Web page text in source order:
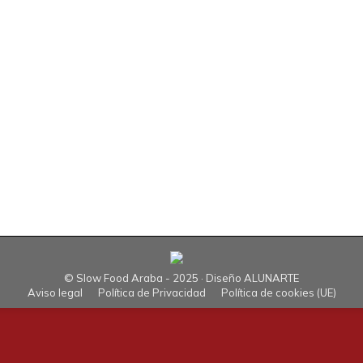
© Slow Food Araba - 2025 · Diseño ALUNARTE
Aviso legal
Política de Privacidad Política de cookies (UE)